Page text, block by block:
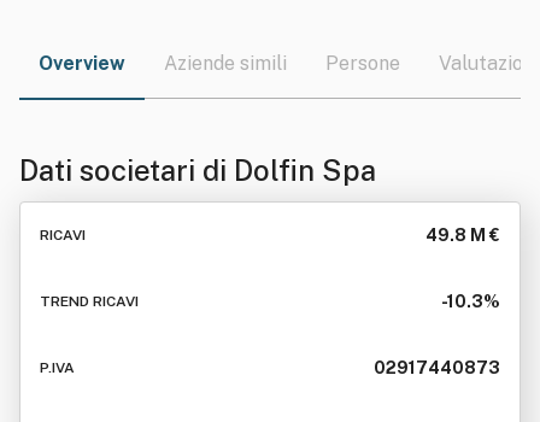
Overview Aziende simili Persone Valutazioni
Dati societari di Dolfin Spa
RICAVI 49.8 M €
TREND RICAVI -10.3%
P.IVA 02917440873